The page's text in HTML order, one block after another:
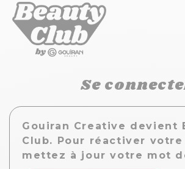
Se
Gouiran Creative devient
Club. Pour réactiver
mettez à jour votre mot